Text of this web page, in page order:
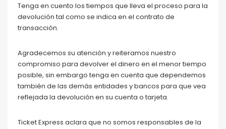
Tenga en cuento los tiempos que lleva el proceso para la
devolución tal como se indica en el contrato de
transacción.
Agradecemos su atención y reiteramos nuestro
compromiso para devolver el dinero en el menor tiempo
posible, sin embargo tenga en cuenta que dependemos
también de las demás entidades y bancos para que vea
reflejada la devolución en su cuenta o tarjeta.
Ticket Express aclara que no somos responsables de la